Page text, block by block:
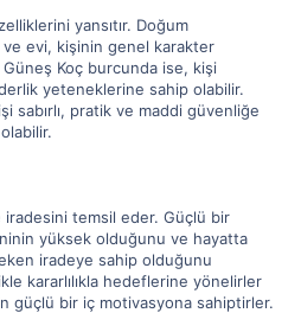
yansıtır. Doğum
evi, kişinin genel karakter
Koç burcunda ise, kişi
yeteneklerine sahip olabilir.
sabırlı, pratik ve maddi güvenliğe
temsil eder. Güçlü bir
yüksek olduğunu ve hayatta
iradeye sahip olduğunu
kararlılıkla hedeflerine yönelirler
güçlü bir iç motivasyona sahiptirler.